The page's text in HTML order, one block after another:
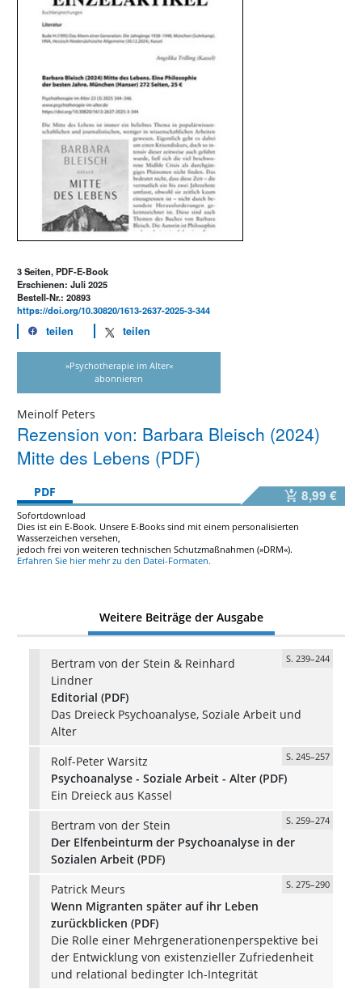
3 Seiten, PDF-E-Book
Erschienen: Juli 2025
Bestell-Nr.: 20893
https://doi.org/10.30820/1613-2637-2025-3-344
teilen teilen
»Psychotherapie im Alter«
abonnieren
Meinolf Peters
Rezension von: Barbara Bleisch (2024)
Mitte des Lebens (PDF)
PDF 8,99 €
Sofortdownload
Dies ist ein E-Book. Unsere E-Books sind mit einem personalisierten
Wasserzeichen versehen,
jedoch frei von weiteren technischen Schutzmaßnahmen (»DRM«).
Erfahren Sie hier mehr zu den Datei-Formaten.
Weitere Beiträge der Ausgabe
Bertram von der Stein & Reinhard
Lindner
S. 239–244
Editorial (PDF)
Das Dreieck Psychoanalyse, Soziale Arbeit und
Alter
Rolf-Peter Warsitz
S. 245–257
Psychoanalyse - Soziale Arbeit - Alter (PDF)
Ein Dreieck aus Kassel
Bertram von der Stein
S. 259–274
Der Elfenbeinturm der Psychoanalyse in der
Sozialen Arbeit (PDF)
Patrick Meurs
S. 275–290
Wenn Migranten später auf ihr Leben
zurückblicken (PDF)
Die Rolle einer Mehrgenerationenperspektive bei
der Entwicklung von existenzieller Zufriedenheit
und relational bedingter Ich-Integrität